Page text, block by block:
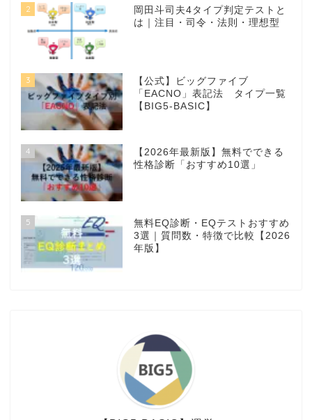
2
岡田斗司夫4タイプ判定テストと
は｜注目・司令・法則・理想型
3
【公式】ビッグファイブ
「EACNO」表記法 タイプ一覧
【BIG5-BASIC】
4
【2026年最新版】無料でできる
性格診断「おすすめ10選」
5
無料EQ診断・EQテストおすすめ
3選｜質問数・特徴で比較【2026
年版】